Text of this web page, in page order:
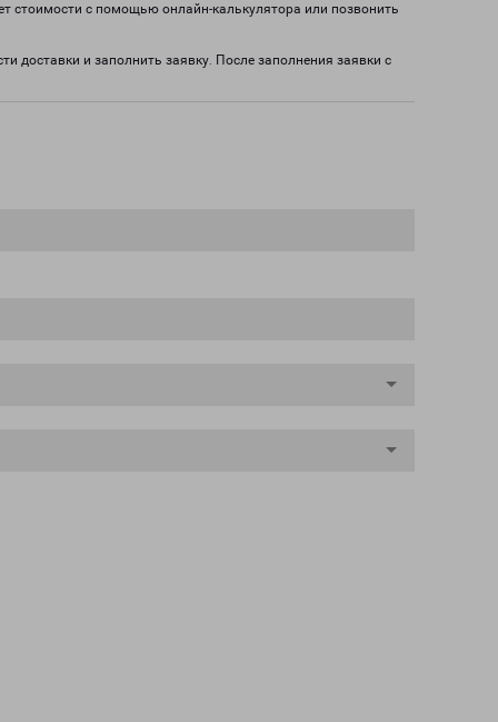
стоимости с помощью онлайн-калькулятора или позвонить
доставки и заполнить заявку. После заполнения заявки с